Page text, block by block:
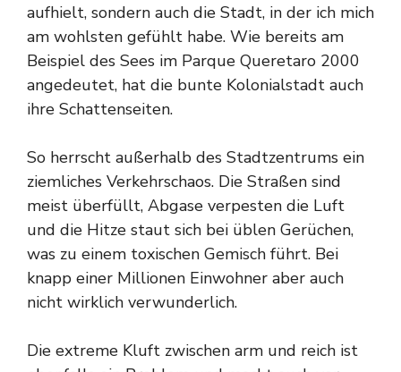
aufhielt, sondern auch die Stadt, in der ich mich
am wohlsten gefühlt habe. Wie bereits am
Beispiel des Sees im Parque Queretaro 2000
angedeutet, hat die bunte Kolonialstadt auch
ihre Schattenseiten.
So herrscht außerhalb des Stadtzentrums ein
ziemliches Verkehrschaos. Die Straßen sind
meist überfüllt, Abgase verpesten die Luft
und die Hitze staut sich bei üblen Gerüchen,
was zu einem toxischen Gemisch führt. Bei
knapp einer Millionen Einwohner aber auch
nicht wirklich verwunderlich.
Die extreme Kluft zwischen arm und reich ist